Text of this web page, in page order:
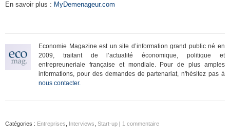
En savoir plus : MyDemenageur.com
Economie Magazine est un site d’information grand public né en
2009, traitant de l’actualité économique, politique et
entrepreuneriale française et mondiale. Pour de plus amples
informations, pour des demandes de partenariat, n'hésitez pas à
nous contacter.
Catégories : Entreprises Interviews Start-up | 1 commentaire